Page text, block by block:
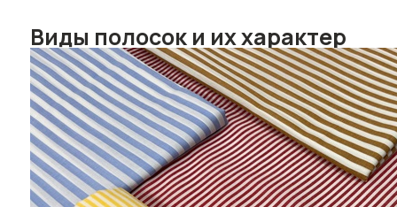
Виды полосок и их характер